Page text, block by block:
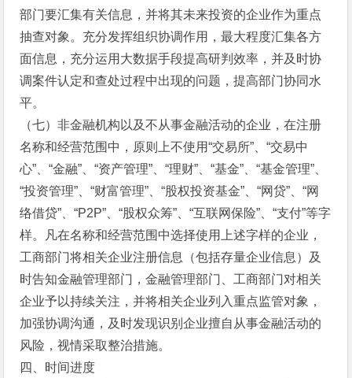
部门要汇集有关信息，并将其未来投资的企业作为重点
抽查对象。充分发挥组织协调作用，最大程度汇集各方
面信息，充分运用大数据手段提高研判效率，并及时协
调案件认定和查处过程中出现的问题，提高部门协同水
平。
（七）非金融机构以及不从事金融活动的企业，在注册
名称和经营范围中，原则上不使用“交易所”、“交易中
心”、“金融”、“资产管理”、“理财”、“基金”、“基金管理”、
“投资管理”、“财富管理”、“股权投资基金”、“网贷”、“网
络借贷”、“P2P”、“股权众筹”、“互联网保险”、“支付”等字
样。凡在名称和经营范围中选择使用上述字样的企业，
工商部门将相关企业注册信息（包括存量企业信息）及
时告知金融管理部门，金融管理部门、工商部门对相关
企业予以持续关注，并将相关企业列入重点监管对象，
加强协调沟通，及时发现识别企业擅自从事金融活动的
风险，视情采取整治措施。
四、时间进度